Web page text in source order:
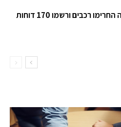
שוטרי נתניה החרימו רכבים ורשמו 170 דוחות